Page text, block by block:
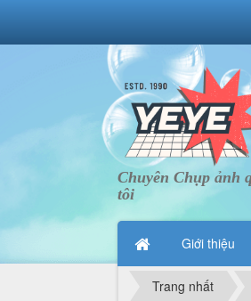
Chuyên Chụp ảnh
tôi
Giới thiệu
Trang nhất